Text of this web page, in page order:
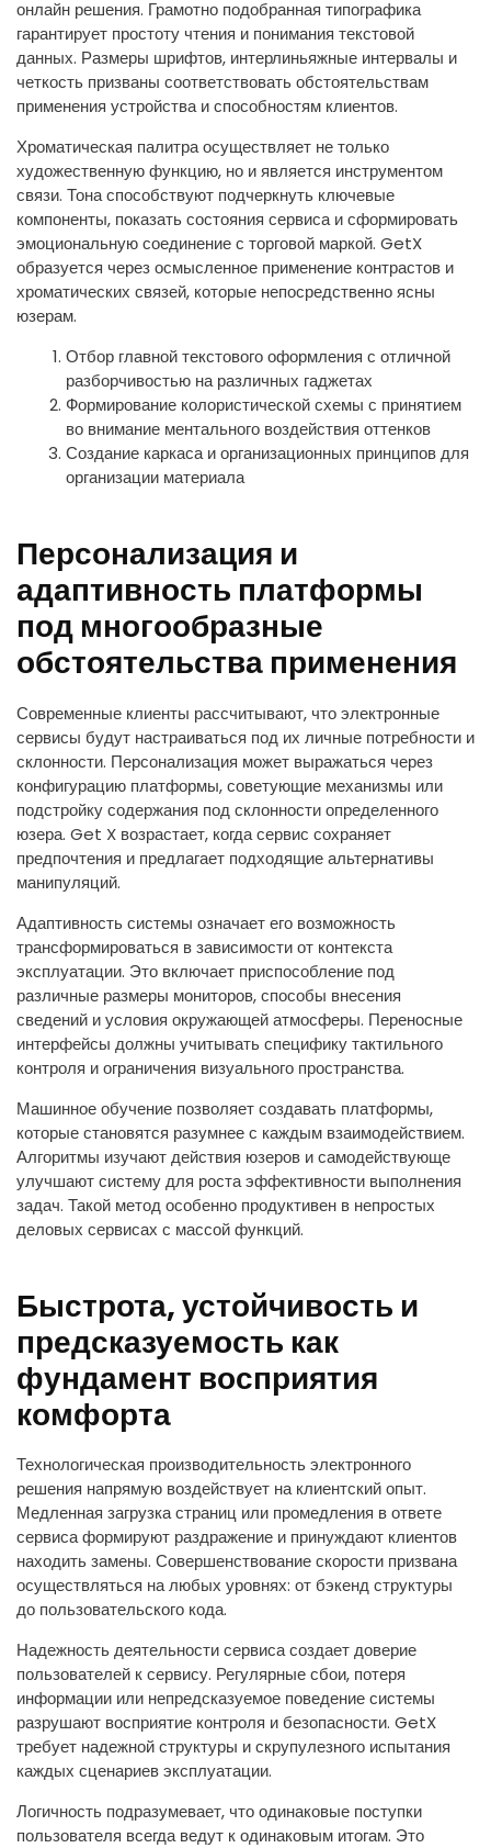
онлайн решения. Грамотно подобранная типографика
гарантирует простоту чтения и понимания текстовой
данных. Размеры шрифтов, интерлиньяжные интервалы и
четкость призваны соответствовать обстоятельствам
применения устройства и способностям клиентов.
Хроматическая палитра осуществляет не только
художественную функцию, но и является инструментом
связи. Тона способствуют подчеркнуть ключевые
компоненты, показать состояния сервиса и сформировать
эмоциональную соединение с торговой маркой. GetX
образуется через осмысленное применение контрастов и
хроматических связей, которые непосредственно ясны
юзерам.
Отбор главной текстового оформления с отличной
разборчивостью на различных гаджетах
Формирование колористической схемы с принятием
во внимание ментального воздействия оттенков
Создание каркаса и организационных принципов для
организации материала
Персонализация и
адаптивность платформы
под многообразные
обстоятельства применения
Современные клиенты рассчитывают, что электронные
сервисы будут настраиваться под их личные потребности и
склонности. Персонализация может выражаться через
конфигурацию платформы, советующие механизмы или
подстройку содержания под склонности определенного
юзера. Get X возрастает, когда сервис сохраняет
предпочтения и предлагает подходящие альтернативы
манипуляций.
Адаптивность системы означает его возможность
трансформироваться в зависимости от контекста
эксплуатации. Это включает приспособление под
различные размеры мониторов, способы внесения
сведений и условия окружающей атмосферы. Переносные
интерфейсы должны учитывать специфику тактильного
контроля и ограничения визуального пространства.
Машинное обучение позволяет создавать платформы,
которые становятся разумнее с каждым взаимодействием.
Алгоритмы изучают действия юзеров и самодействующе
улучшают систему для роста эффективности выполнения
задач. Такой метод особенно продуктивен в непростых
деловых сервисах с массой функций.
Быстрота, устойчивость и
предсказуемость как
фундамент восприятия
комфорта
Технологическая производительность электронного
решения напрямую воздействует на клиентский опыт.
Медленная загрузка страниц или промедления в ответе
сервиса формируют раздражение и принуждают клиентов
находить замены. Совершенствование скорости призвана
осуществляться на любых уровнях: от бэкенд структуры
до пользовательского кода.
Надежность деятельности сервиса создает доверие
пользователей к сервису. Регулярные сбои, потеря
информации или непредсказуемое поведение системы
разрушают восприятие контроля и безопасности. GetX
требует надежной структуры и скрупулезного испытания
каждых сценариев эксплуатации.
Логичность подразумевает, что одинаковые поступки
пользователя всегда ведут к одинаковым итогам. Это